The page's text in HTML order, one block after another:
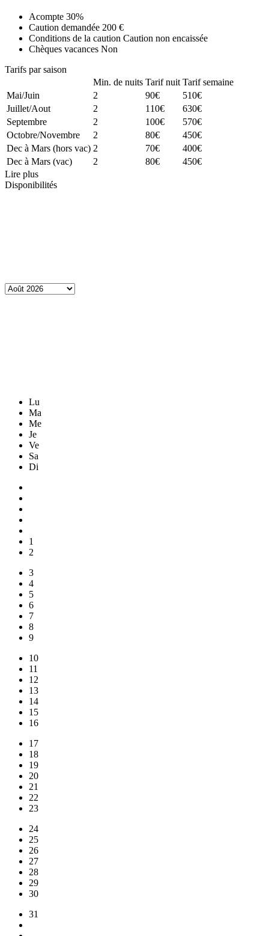
Acompte 30%
Caution demandée 200 €
Conditions de la caution Caution non encaissée
Chèques vacances Non
Tarifs par saison
Min. de nuits Tarif nuit Tarif semaine
Mai/Juin
2 90€
510€
Juillet/Aout
2 110€
630€
Septembre
2 100€
570€
Octobre/Novembre
2 80€
450€
Dec à Mars (hors vac) 2 70€
400€
Dec à Mars (vac)
2 80€
450€
Lire plus
Disponibilités
Lu
Ma
Me
Je
Ve
Sa
Di
1
2
3
4
5
6
7
8
9
10
11
12
13
14
15
16
17
18
19
20
21
22
23
24
25
26
27
28
29
30
31